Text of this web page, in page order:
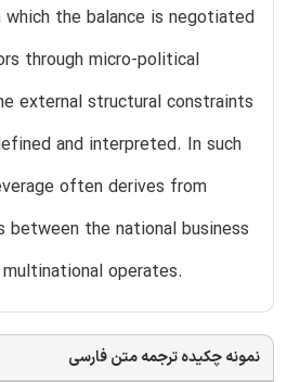
the balance is negotiated
through micro-political
external structural constraints
and interpreted. In such
often derives from
the national business
operates.
نمونه چکیده ترجمه متن فارسی